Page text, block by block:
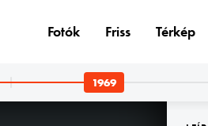
Fotók Friss Térkép
1969